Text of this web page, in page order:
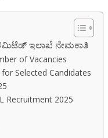
ಇಲಾಖೆ ನೇಮಕಾತಿ
of Vacancies
Selected Candidates
Recruitment 2025